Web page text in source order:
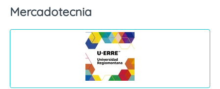
Mercadotecnia